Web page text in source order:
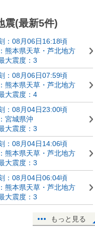
震(最新5件)
：08月06日16:18頃
熊本県天草・芦北地方
大震度：3
：08月06日07:59頃
熊本県天草・芦北地方
大震度：4
：08月04日23:00頃
宮城県沖
大震度：3
：08月04日14:06頃
熊本県天草・芦北地方
大震度：3
：08月04日06:04頃
熊本県天草・芦北地方
大震度：3
もっと見る